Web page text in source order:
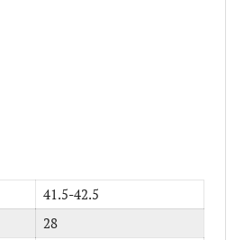
41.5-42.5
28